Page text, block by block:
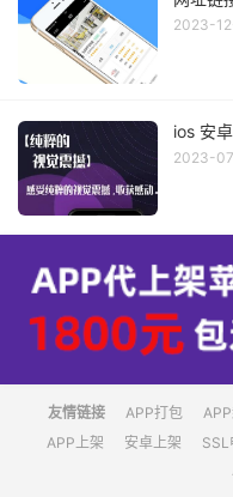
2023-
ios 安
2023-
友情链接 APP打包
APP上架
安卓上架 SSL